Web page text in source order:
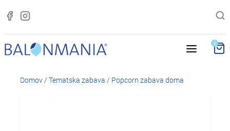
0
Domov/ Tematska zabava / Popcorn zabava doma